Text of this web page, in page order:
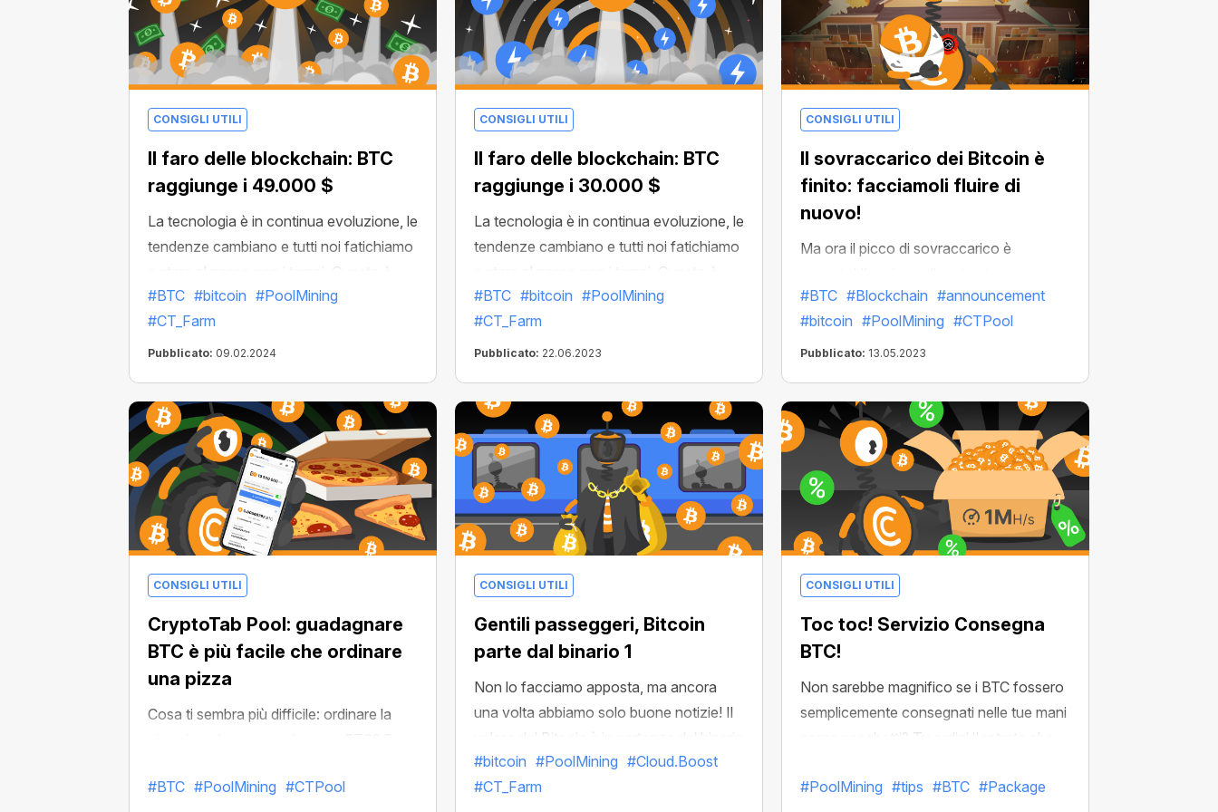
CONSIGLI UTILI
Il faro delle blockchain: BTC
raggiunge i 49.000 $
La tecnologia è in continua evoluzione, le
tendenze cambiano e tutti noi fatichiamo
a stare al passo con i tempi. Questo è
tanto più vero nel mondo blockchain, che
cresce ancora più rapidamente della
nostra vita di tutti i giorni. La cosa
stabile che rimane insieme a noi in ogni
situazione: Bitcoin.
#BTC #bitcoin #PoolMining
#CT_Farm
Pubblicato: 09.02.2024
CONSIGLI UTILI
Il faro delle blockchain: BTC
raggiunge i 30.000 $
La tecnologia è in continua evoluzione, le
tendenze cambiano e tutti noi fatichiamo
a stare al passo con i tempi. Questo è
tanto più vero nel mondo blockchain, che
cresce ancora più rapidamente della
nostra vita di tutti i giorni. La cosa
stabile che rimane insieme a noi in ogni
situazione: Bitcoin.
#BTC #bitcoin #PoolMining
#CT_Farm
Pubblicato: 22.06.2023
CONSIGLI UTILI
Il sovraccarico dei Bitcoin è
finito: facciamoli fluire di
nuovo!
Ma ora il picco di sovraccarico è
diminuendo e la coda di transazioni in
attesa si accorcia a vista d'occhio!
#BTC #Blockchain #announcement
#bitcoin #PoolMining #CTPool
Pubblicato: 13.05.2023
CONSIGLI UTILI
CryptoTab Pool: guadagnare
BTC è più facile che ordinare
una pizza
Cosa ti sembra più difficile: ordinare la
ancora associata a una tecnologia
#BTC #PoolMining #CTPool
CONSIGLI UTILI
Gentili passeggeri, Bitcoin
parte dal binario 1
Non lo facciamo apposta, ma ancora
una volta abbiamo solo buone notizie! Il
valore del Bitcoin è in partenza dal binario
1! Continua a crescere da vari mesi e il
tasso di questa crescita sarà pari o forse
#bitcoin #PoolMining #Cloud.Boost
#CT_Farm
CONSIGLI UTILI
Toc toc! Servizio Consegna
BTC!
Non sarebbe magnifico se i BTC fossero
semplicemente consegnati nelle tue mani
come pacchetti? Tu ordini l'entrata che
sicurezza alla tua porta a una data
#PoolMining #tips #BTC #Package